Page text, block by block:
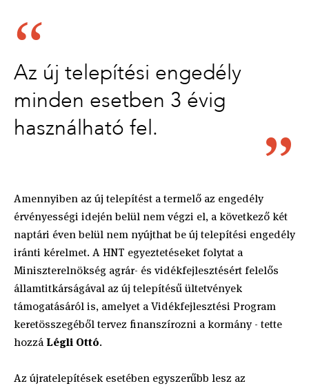
Az új telepítési engedély
minden esetben 3 évig
használható fel.
Amennyiben az új telepítést a termelő az engedély
érvényességi idején belül nem végzi el, a következő két
naptári éven belül nem nyújthat be új telepítési engedély
iránti kérelmet. A HNT egyeztetéseket folytat a
Miniszterelnökség agrár- és vidékfejlesztésért felelős
államtitkárságával az új telepítésű ültetvények
támogatásáról is, amelyet a Vidékfejlesztési Program
keretösszegéből tervez finanszírozni a kormány - tette
hozzá Légli Ottó.
Az újratelepítések esetében egyszerűbb lesz az